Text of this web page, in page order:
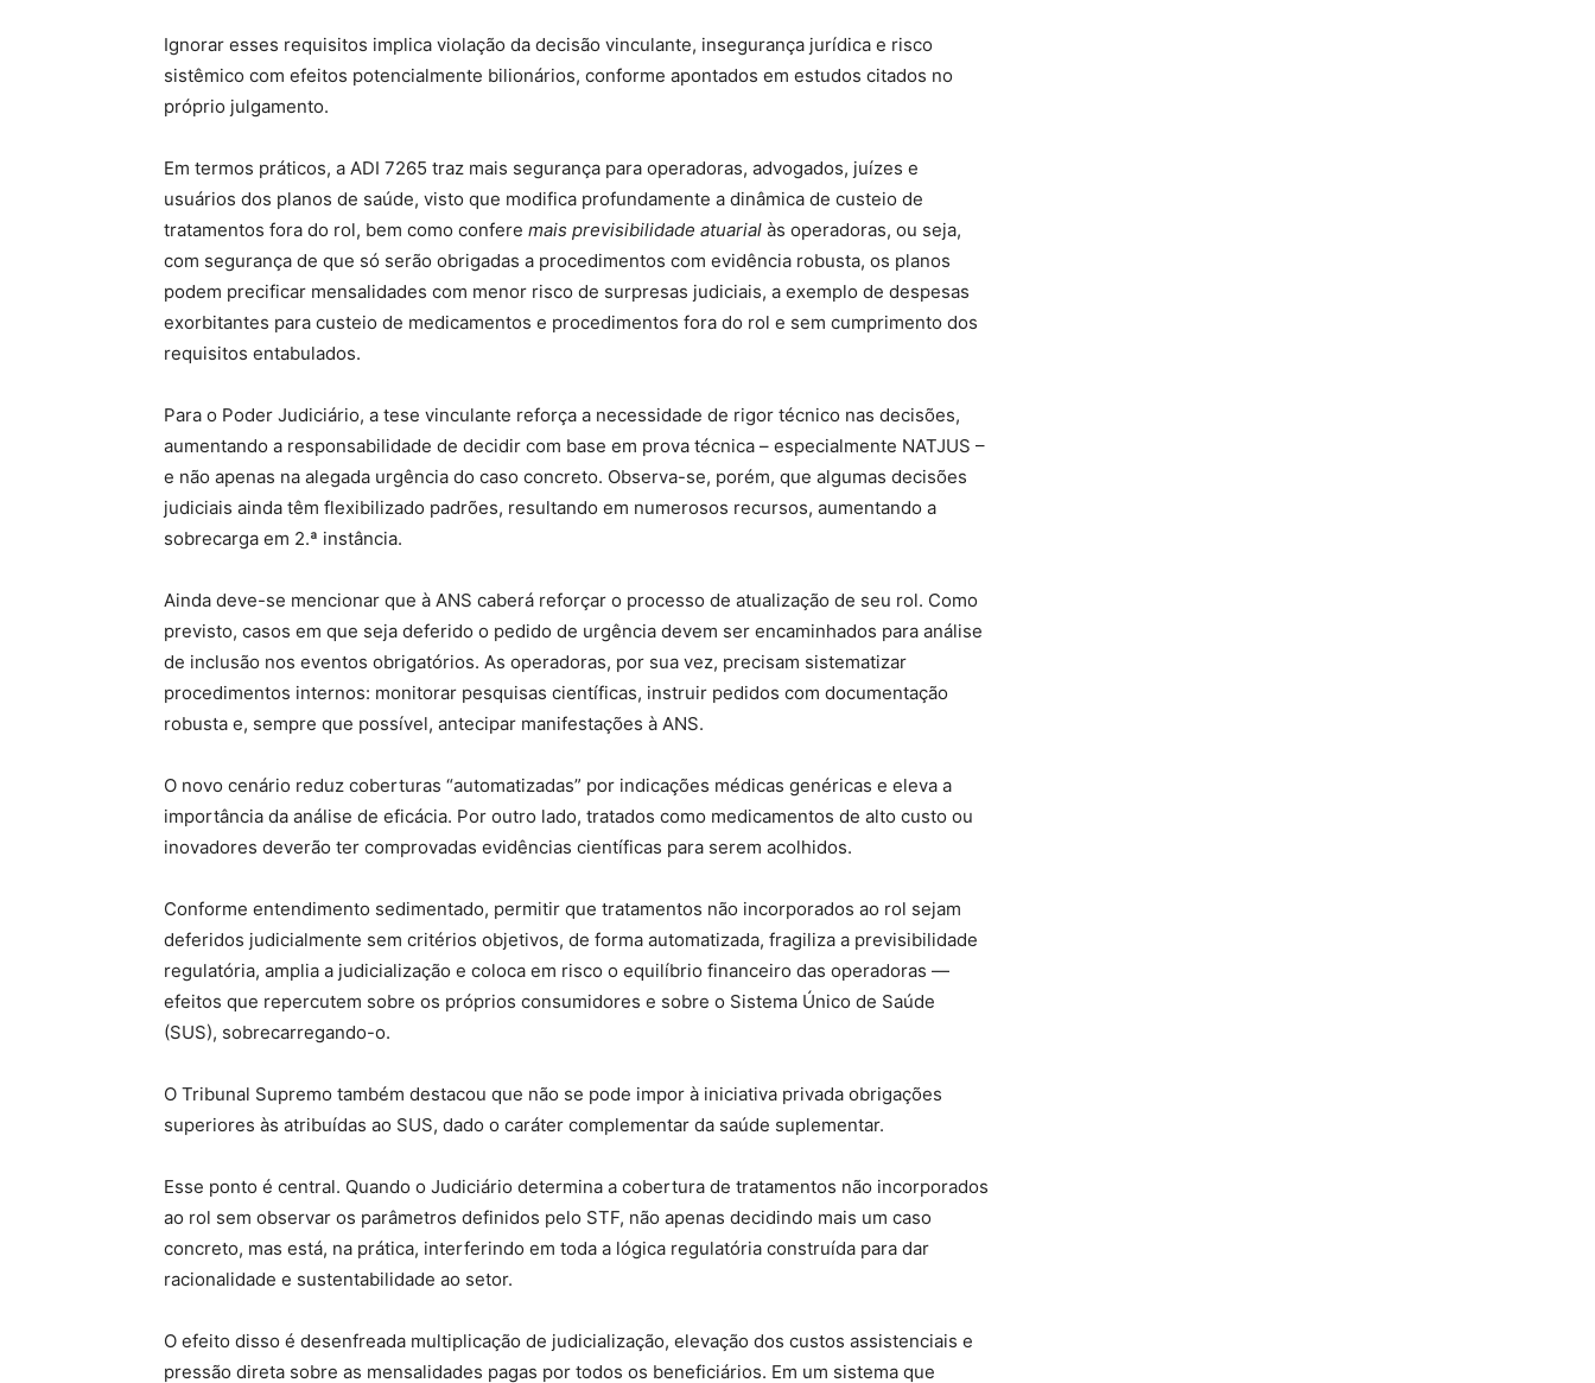
Ignorar esses requisitos implica violação da decisão vinculante, insegurança jurídica e risco
sistêmico com efeitos potencialmente bilionários, conforme apontados em estudos citados no
próprio julgamento.
Em termos práticos, a ADI 7265 traz mais segurança para operadoras, advogados, juízes e
usuários dos planos de saúde, visto que modifica profundamente a dinâmica de custeio de
tratamentos fora do rol, bem como confere mais previsibilidade atuarial às operadoras, ou seja,
com segurança de que só serão obrigadas a procedimentos com evidência robusta, os planos
podem precificar mensalidades com menor risco de surpresas judiciais, a exemplo de despesas
exorbitantes para custeio de medicamentos e procedimentos fora do rol e sem cumprimento dos
requisitos entabulados.
Para o Poder Judiciário, a tese vinculante reforça a necessidade de rigor técnico nas decisões,
aumentando a responsabilidade de decidir com base em prova técnica – especialmente NATJUS –
e não apenas na alegada urgência do caso concreto. Observa-se, porém, que algumas decisões
judiciais ainda têm flexibilizado padrões, resultando em numerosos recursos, aumentando a
sobrecarga em 2.ª instância.
Ainda deve-se mencionar que à ANS caberá reforçar o processo de atualização de seu rol. Como
previsto, casos em que seja deferido o pedido de urgência devem ser encaminhados para análise
de inclusão nos eventos obrigatórios. As operadoras, por sua vez, precisam sistematizar
procedimentos internos: monitorar pesquisas científicas, instruir pedidos com documentação
robusta e, sempre que possível, antecipar manifestações à ANS.
O novo cenário reduz coberturas “automatizadas” por indicações médicas genéricas e eleva a
importância da análise de eficácia. Por outro lado, tratados como medicamentos de alto custo ou
inovadores deverão ter comprovadas evidências científicas para serem acolhidos.
Conforme entendimento sedimentado, permitir que tratamentos não incorporados ao rol sejam
deferidos judicialmente sem critérios objetivos, de forma automatizada, fragiliza a previsibilidade
regulatória, amplia a judicialização e coloca em risco o equilíbrio financeiro das operadoras —
efeitos que repercutem sobre os próprios consumidores e sobre o Sistema Único de Saúde
(SUS), sobrecarregando-o.
O Tribunal Supremo também destacou que não se pode impor à iniciativa privada obrigações
superiores às atribuídas ao SUS, dado o caráter complementar da saúde suplementar.
Esse ponto é central. Quando o Judiciário determina a cobertura de tratamentos não incorporados
ao rol sem observar os parâmetros definidos pelo STF, não apenas decidindo mais um caso
concreto, mas está, na prática, interferindo em toda a lógica regulatória construída para dar
racionalidade e sustentabilidade ao setor.
O efeito disso é desenfreada multiplicação de judicialização, elevação dos custos assistenciais e
pressão direta sobre as mensalidades pagas por todos os beneficiários. Em um sistema que